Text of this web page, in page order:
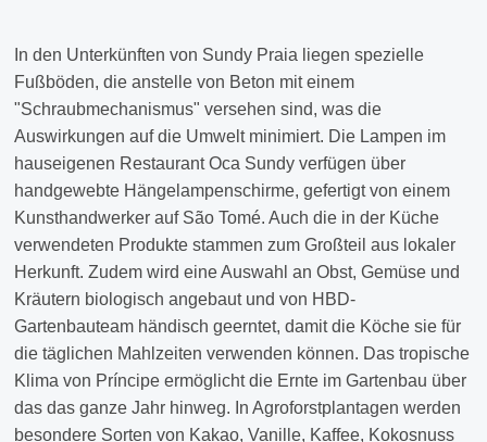
In den Unterkünften von Sundy Praia liegen spezielle
Fußböden, die anstelle von Beton mit einem
"Schraubmechanismus" versehen sind, was die
Auswirkungen auf die Umwelt minimiert. Die Lampen im
hauseigenen Restaurant Oca Sundy verfügen über
handgewebte Hängelampenschirme, gefertigt von einem
Kunsthandwerker auf São Tomé. Auch die in der Küche
verwendeten Produkte stammen zum Großteil aus lokaler
Herkunft. Zudem wird eine Auswahl an Obst, Gemüse und
Kräutern biologisch angebaut und von HBD-
Gartenbauteam händisch geerntet, damit die Köche sie für
die täglichen Mahlzeiten verwenden können. Das tropische
Klima von Príncipe ermöglicht die Ernte im Gartenbau über
das das ganze Jahr hinweg. In Agroforstplantagen werden
besondere Sorten von Kakao, Vanille, Kaffee, Kokosnuss